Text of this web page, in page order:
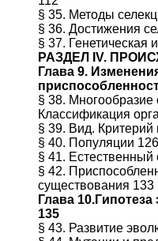
§ 35. Методы
§ 36. Достижения
§ 37. Генетическая
РАЗДЕЛ IV.
Глава 9.
§ 38. Многообразие
Классификация
§ 39. Вид. Критерий
§ 40. Популяции 126
§ 41. Естественный
§ 42.
существования 133
Глава
135
§ 43. Развитие